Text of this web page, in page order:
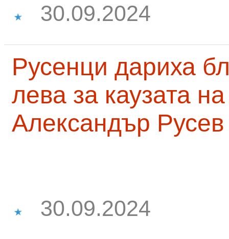
30.09.2024
Русенци дариха
лева за каузата
Александър Русев
30.09.2024